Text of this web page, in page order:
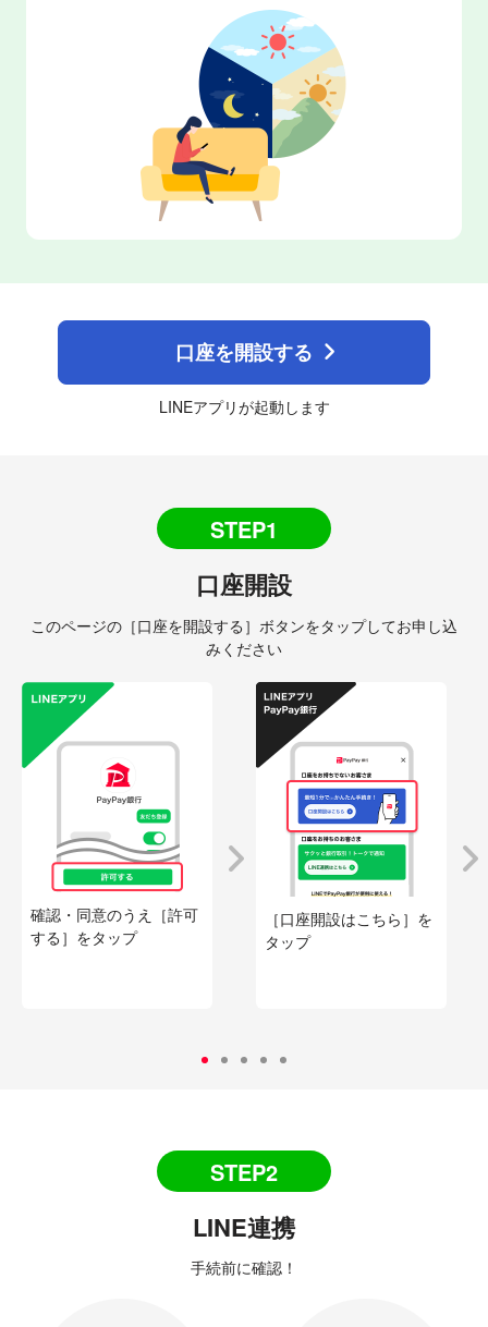
口座を開設する
LINEアプリが起動します
STEP1
口座開設
このページの［口座を開設する］ボタンをタップしてお申し込
みください
確認・同意のうえ［許可
する］をタップ
［口座開設はこちら］を
タップ
STEP2
LINE連携
手続前に確認！